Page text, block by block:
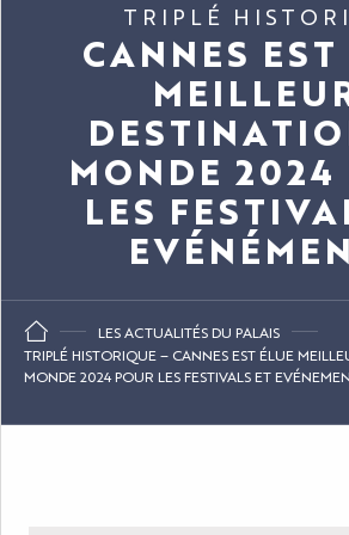
TRIPLÉ
CANNES EST
MONDE 2024
LES
LES ACTUALITÉS DU PALAIS
TRIPLÉ HISTORIQUE – CANNES EST ÉLUE
MONDE 2024 POUR LES FESTIVALS ET